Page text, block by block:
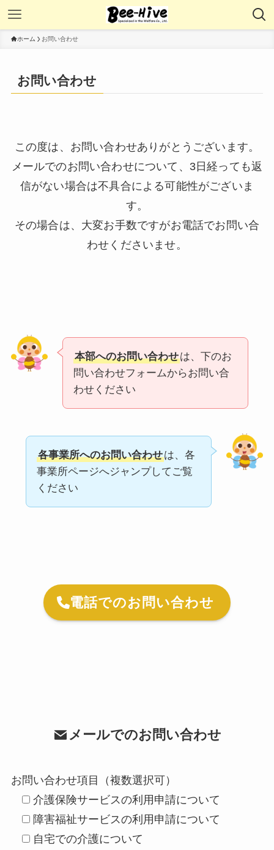
ホーム お問い合わせ
お問い合わせ
この度は、お問い合わせありがとうございます。
メールでのお問い合わせについて、3日経っても返
信がない場合は不具合による可能性がございま
す。
その場合は、大変お手数ですがお電話でお問い合
わせくださいませ。
本部へのお問い合わせは、下のお
問い合わせフォームからお問い合
わせください
各事業所へのお問い合わせは、各
事業所ページへジャンプしてご覧
ください
電話でのお問い合わせ
メールでのお問い合わせ
お問い合わせ項目（複数選択可）
介護保険サービスの利用申請について
障害福祉サービスの利用申請について
自宅での介護について